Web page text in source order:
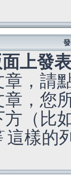
上發
，請
，您
方（比
這樣的